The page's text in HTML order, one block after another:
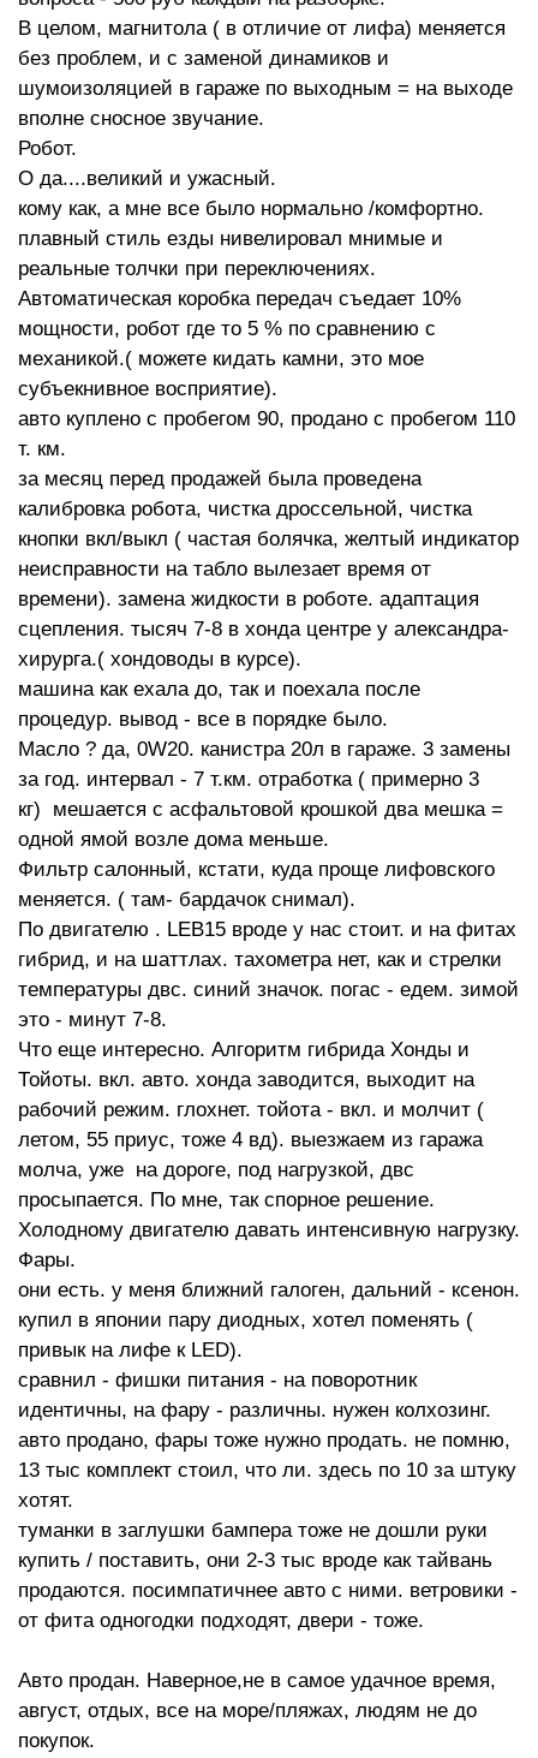
В целом, магнитола ( в отличие от лифа) меняется
без проблем, и с заменой динамиков и
шумоизоляцией в гараже по выходным = на выходе
вполне сносное звучание.
Робот.
О да....великий и ужасный.
кому как, а мне все было нормально /комфортно.
плавный стиль езды нивелировал мнимые и
реальные толчки при переключениях.
Автоматическая коробка передач съедает 10%
мощности, робот где то 5 % по сравнению с
механикой.( можете кидать камни, это мое
субъекнивное восприятие).
авто куплено с пробегом 90, продано с пробегом 110
т. км.
за месяц перед продажей была проведена
калибровка робота, чистка дроссельной, чистка
кнопки вкл/выкл ( частая болячка, желтый индикатор
неисправности на табло вылезает время от
времени). замена жидкости в роботе. адаптация
сцепления. тысяч 7-8 в хонда центре у александра-
хирурга.( хондоводы в курсе).
машина как ехала до, так и поехала после
процедур. вывод - все в порядке было.
Масло ? да, 0W20. канистра 20л в гараже. 3 замены
за год. интервал - 7 т.км. отработка ( примерно 3
кг) мешается с асфальтовой крошкой два мешка =
одной ямой возле дома меньше.
Фильтр салонный, кстати, куда проще лифовского
меняется. ( там- бардачок снимал).
По двигателю . LEB15 вроде у нас стоит. и на фитах
гибрид, и на шаттлах. тахометра нет, как и стрелки
температуры двс. синий значок. погас - едем. зимой
это - минут 7-8.
Что еще интересно. Алгоритм гибрида Хонды и
Тойоты. вкл. авто. хонда заводится, выходит на
рабочий режим. глохнет. тойота - вкл. и молчит (
летом, 55 приус, тоже 4 вд). выезжаем из гаража
молча, уже на дороге, под нагрузкой, двс
просыпается. По мне, так спорное решение.
Холодному двигателю давать интенсивную нагрузку.
Фары.
они есть. у меня ближний галоген, дальний - ксенон.
купил в японии пару диодных, хотел поменять (
привык на лифе к LED).
сравнил - фишки питания - на поворотник
идентичны, на фару - различны. нужен колхозинг.
авто продано, фары тоже нужно продать. не помню,
13 тыс комплект стоил, что ли. здесь по 10 за штуку
хотят.
туманки в заглушки бампера тоже не дошли руки
купить / поставить, они 2-3 тыс вроде как тайвань
продаются. посимпатичнее авто с ними. ветровики -
от фита одногодки подходят, двери - тоже.
Авто продан. Наверное,не в самое удачное время,
август, отдых, все на море/пляжах, людям не до
покупок.